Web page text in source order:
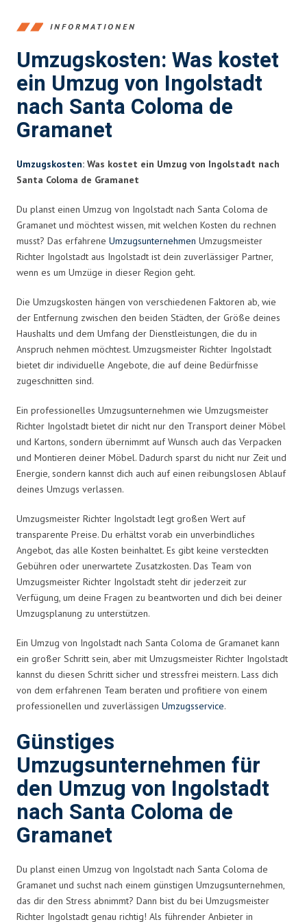
INFORMATIONEN
Umzugskosten: Was kostet
ein Umzug von Ingolstadt
nach Santa Coloma de
Gramanet
Umzugskosten: Was kostet ein Umzug von Ingolstadt nach
Santa Coloma de Gramanet
Du planst einen Umzug von Ingolstadt nach Santa Coloma de
Gramanet und möchtest wissen, mit welchen Kosten du rechnen
musst? Das erfahrene Umzugsunternehmen Umzugsmeister
Richter Ingolstadt aus Ingolstadt ist dein zuverlässiger Partner,
wenn es um Umzüge in dieser Region geht.
Die Umzugskosten hängen von verschiedenen Faktoren ab, wie
der Entfernung zwischen den beiden Städten, der Größe deines
Haushalts und dem Umfang der Dienstleistungen, die du in
Anspruch nehmen möchtest. Umzugsmeister Richter Ingolstadt
bietet dir individuelle Angebote, die auf deine Bedürfnisse
zugeschnitten sind.
Ein professionelles Umzugsunternehmen wie Umzugsmeister
Richter Ingolstadt bietet dir nicht nur den Transport deiner Möbel
und Kartons, sondern übernimmt auf Wunsch auch das Verpacken
und Montieren deiner Möbel. Dadurch sparst du nicht nur Zeit und
Energie, sondern kannst dich auch auf einen reibungslosen Ablauf
deines Umzugs verlassen.
Umzugsmeister Richter Ingolstadt legt großen Wert auf
transparente Preise. Du erhältst vorab ein unverbindliches
Angebot, das alle Kosten beinhaltet. Es gibt keine versteckten
Gebühren oder unerwartete Zusatzkosten. Das Team von
Umzugsmeister Richter Ingolstadt steht dir jederzeit zur
Verfügung, um deine Fragen zu beantworten und dich bei deiner
Umzugsplanung zu unterstützen.
Ein Umzug von Ingolstadt nach Santa Coloma de Gramanet kann
ein großer Schritt sein, aber mit Umzugsmeister Richter Ingolstadt
kannst du diesen Schritt sicher und stressfrei meistern. Lass dich
von dem erfahrenen Team beraten und profitiere von einem
professionellen und zuverlässigen Umzugsservice.
Günstiges
Umzugsunternehmen für
den Umzug von Ingolstadt
nach Santa Coloma de
Gramanet
Du planst einen Umzug von Ingolstadt nach Santa Coloma de
Gramanet und suchst nach einem günstigen Umzugsunternehmen,
das dir den Stress abnimmt? Dann bist du bei Umzugsmeister
Richter Ingolstadt genau richtig! Als führender Anbieter in